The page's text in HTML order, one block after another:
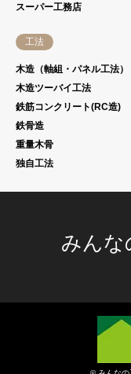
スーパー工務店
工法
木造（軸組・パネル工法）
木造ツーバイ工法
鉄筋コンクリート(RC造)
鉄骨造
重量木骨
独自工法
みんな